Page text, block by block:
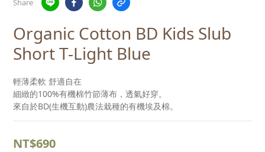
Share
Organic Cotton BD Kids Slub
Short T-Light Blue
輕薄柔軟 舒適自在
細緻的100%有機棉竹節薄布，透氣好穿。
來自於BD(生機互動)農法栽種的有機埃及棉。
NT$690